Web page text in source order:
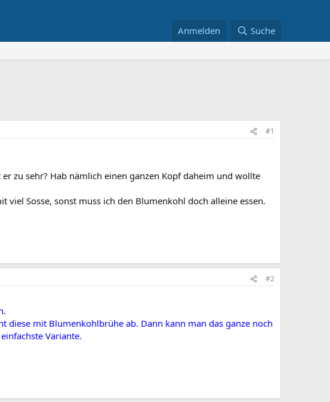
Anmelden Suche
#1
zu sehr? Hab nämlich einen ganzen Kopf daheim und wollte
viel Sosse, sonst muss ich den Blumenkohl doch alleine essen.
#2
diese mit Blumenkohlbrühe ab. Dann kann man das ganze noch
Variante.